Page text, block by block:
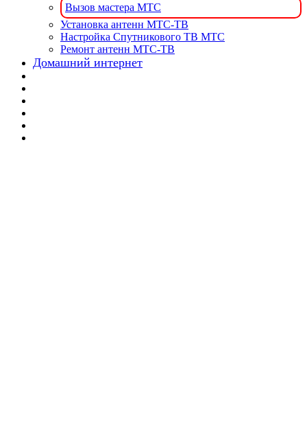
Вызов мастера МТС
Установка антенн МТС-ТВ
Настройка Спутникового ТВ МТС
Ремонт антенн МТС-ТВ
Домашний интернет